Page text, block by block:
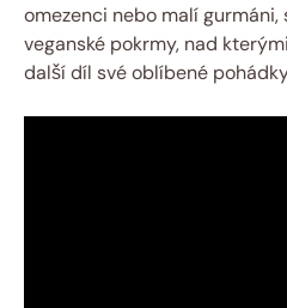
omezenci nebo malí
veganské pokrmy, nad
další díl své oblíbené